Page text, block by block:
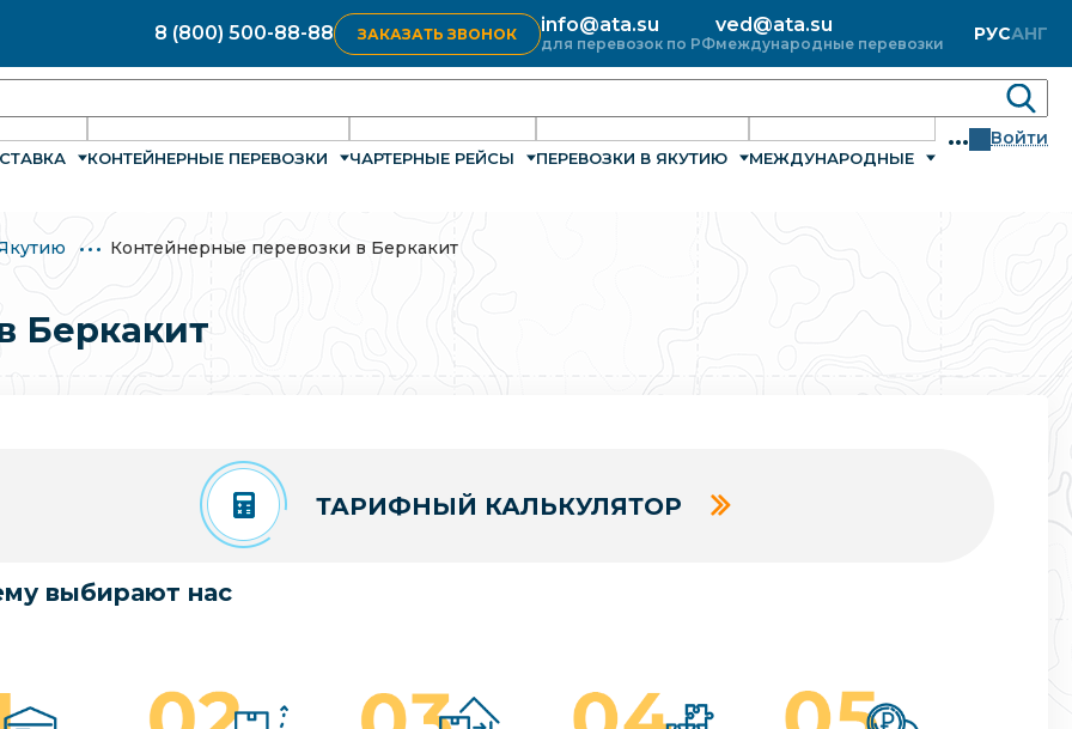
8 (800) 500-88-88 ЗАКАЗАТЬ ЗВОНОК info@ata.su
для перевозок по РФ
ved@ata.su
международные перевозки РУСАНГ
КОНТЕЙНЕРНЫЕ ПЕРЕВОЗКИ ЧАРТЕРНЫЕ РЕЙСЫ ПЕРЕВОЗКИ В ЯКУТИЮ МЕЖДУНАРОДНЫЕ
... Войти
Контейнерные перевозки в Беркакит
Беркакит
ТАРИФНЫЙ КАЛЬКУЛЯТОР
выбирают нас